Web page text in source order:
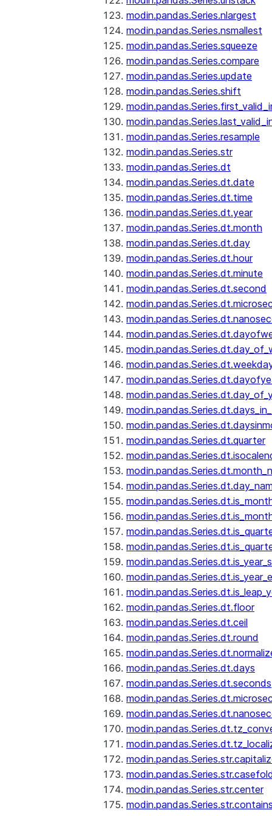
modin.pandas.Series.nlargest
modin.pandas.Series.nsmallest
modin.pandas.Series.squeeze
modin.pandas.Series.compare
modin.pandas.Series.update
modin.pandas.Series.shift
modin.pandas.Series.resample
modin.pandas.Series.str
modin.pandas.Series.dt
modin.pandas.Series.dt.date
modin.pandas.Series.dt.time
modin.pandas.Series.dt.year
modin.pandas.Series.dt.month
modin.pandas.Series.dt.day
modin.pandas.Series.dt.hour
modin.pandas.Series.dt.minute
modin.pandas.Series.dt.second
modin.pandas.Series.dt.quarter
modin.pandas.Series.dt.floor
modin.pandas.Series.dt.ceil
modin.pandas.Series.dt.round
modin.pandas.Series.dt.days
modin.pandas.Series.dt.seconds
modin.pandas.Series.str.center